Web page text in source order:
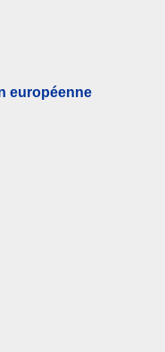
européenne